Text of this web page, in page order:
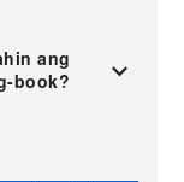
ang
book?